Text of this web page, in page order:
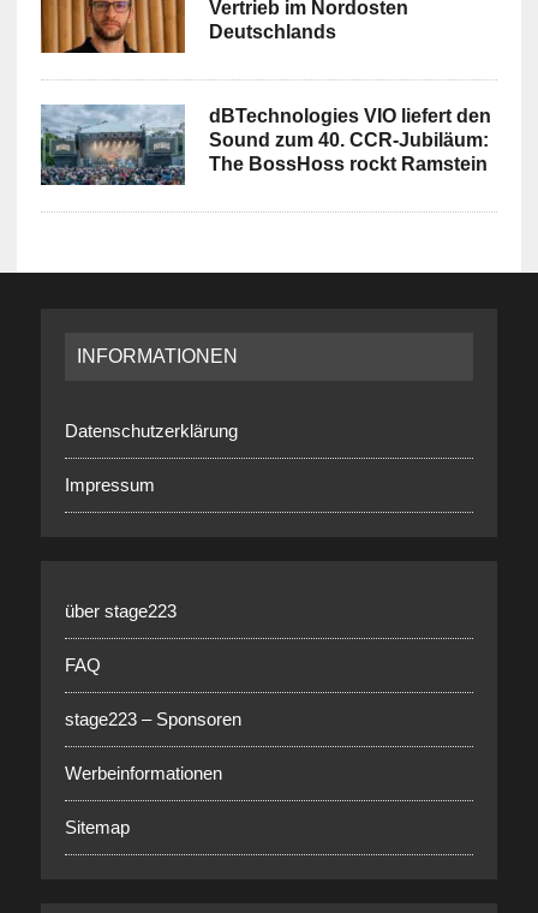
Vertrieb im Nordosten
Deutschlands
dBTechnologies VIO liefert den
Sound zum 40. CCR-Jubiläum:
The BossHoss rockt Ramstein
INFORMATIONEN
Datenschutzerklärung
Impressum
über stage223
FAQ
stage223 – Sponsoren
Werbeinformationen
Sitemap